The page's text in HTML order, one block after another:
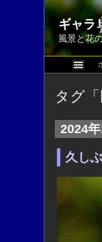
ギャラ
風景と花
タグ
2024
久し